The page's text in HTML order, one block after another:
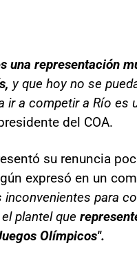
una representación
y que hoy no se
ir a competir a Río es
del COA.
su renuncia
expresó en un
inconvenientes para
plantel que
Olímpicos".